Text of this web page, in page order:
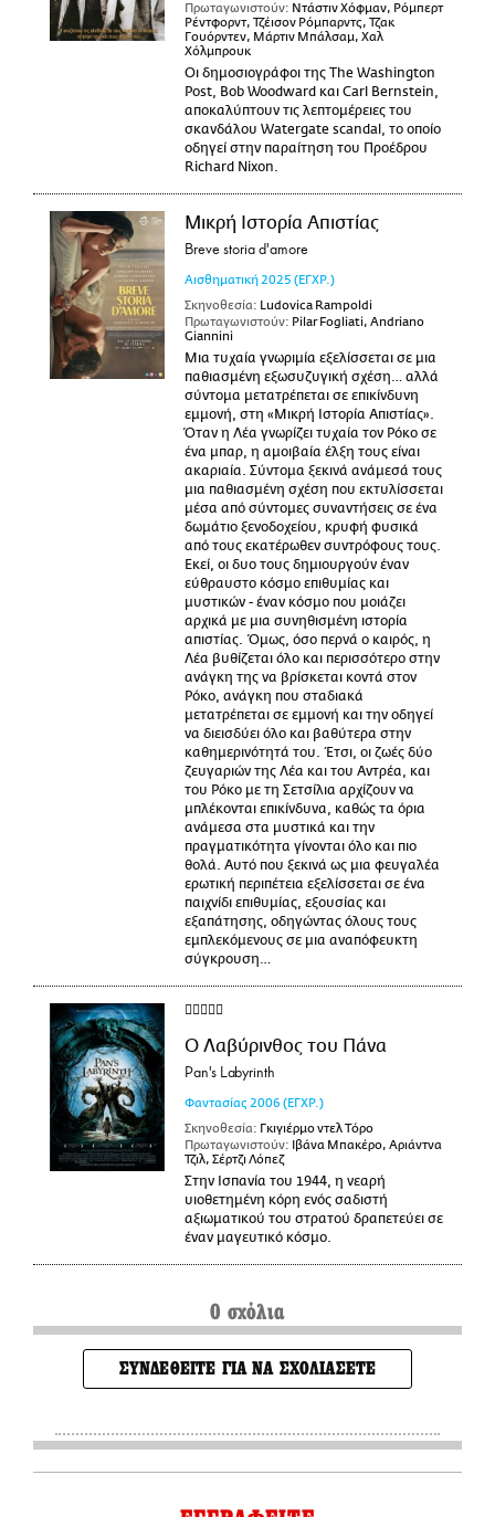
Πρωταγωνιστούν: Ντάστιν Χόφμαν, Ρόμπερτ
Ρέντφορντ, Τζέισον Ρόμπαρντς, Τζακ
Γουόρντεν, Μάρτιν Μπάλσαμ, Χαλ
Χόλμπρουκ
Οι δημοσιογράφοι της The Washington
Post, Bob Woodward και Carl Bernstein,
αποκαλύπτουν τις λεπτομέρειες του
σκανδάλου Watergate scandal, το οποίο
οδηγεί στην παραίτηση του Προέδρου
Richard Nixon.
Μικρή Ιστορία Απιστίας
Breve storia d'amore
Αισθηματική 2025 (ΕΓΧΡ.)
Σκηνοθεσία: Ludovica Rampoldi
Πρωταγωνιστούν: Pilar Fogliati, Andriano
Giannini
Μια τυχαία γνωριμία εξελίσσεται σε μια
παθιασμένη εξωσυζυγική σχέση… αλλά
σύντομα μετατρέπεται σε επικίνδυνη
εμμονή, στη «Μικρή Ιστορία Απιστίας».
Όταν η Λέα γνωρίζει τυχαία τον Ρόκο σε
ένα μπαρ, η αμοιβαία έλξη τους είναι
ακαριαία. Σύντομα ξεκινά ανάμεσά τους
μια παθιασμένη σχέση που εκτυλίσσεται
μέσα από σύντομες συναντήσεις σε ένα
δωμάτιο ξενοδοχείου, κρυφή φυσικά
από τους εκατέρωθεν συντρόφους τους.
Εκεί, οι δυο τους δημιουργούν έναν
εύθραυστο κόσμο επιθυμίας και
μυστικών - έναν κόσμο που μοιάζει
αρχικά με μια συνηθισμένη ιστορία
απιστίας. Όμως, όσο περνά ο καιρός, η
Λέα βυθίζεται όλο και περισσότερο στην
ανάγκη της να βρίσκεται κοντά στον
Ρόκο, ανάγκη που σταδιακά
μετατρέπεται σε εμμονή και την οδηγεί
να διεισδύει όλο και βαθύτερα στην
καθημερινότητά του. Έτσι, οι ζωές δύο
ζευγαριών της Λέα και του Αντρέα, και
του Ρόκο με τη Σετσίλια αρχίζουν να
μπλέκονται επικίνδυνα, καθώς τα όρια
ανάμεσα στα μυστικά και την
πραγματικότητα γίνονται όλο και πιο
θολά. Αυτό που ξεκινά ως μια φευγαλέα
ερωτική περιπέτεια εξελίσσεται σε ένα
παιχνίδι επιθυμίας, εξουσίας και
εξαπάτησης, οδηγώντας όλους τους
εμπλεκόμενους σε μια αναπόφευκτη
σύγκρουση…
Ο Λαβύρινθος του Πάνα
Pan's Labyrinth
Φαντασίας 2006 (ΕΓΧΡ.)
Σκηνοθεσία: Γκιγιέρμο ντελ Τόρο
Πρωταγωνιστούν: Ιβάνα Μπακέρο, Αριάντνα
Τζιλ, Σέρτζι Λόπεζ
Στην Ισπανία του 1944, η νεαρή
υιοθετημένη κόρη ενός σαδιστή
αξιωματικού του στρατού δραπετεύει σε
έναν μαγευτικό κόσμο.
0 σχόλια
ΣΥΝΔΕΘΕΙΤΕ ΓΙΑ ΝΑ ΣΧΟΛΙΑΣΕΤΕ